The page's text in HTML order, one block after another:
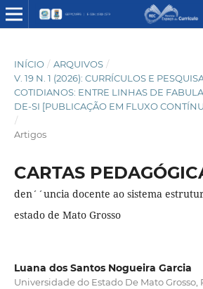
INÍCIO / ARQUIVOS /
V. 19 N. 1 (2026): CURRÍCULOS E
COTIDIANOS: ENTRE LINHAS DE
DE-SI [PUBLICAÇÃO EM FLUXO
/
Artigos
CARTAS
den´´uncia docente ao sistema
estado de Mato Grosso
Luana dos Santos Nogueira Garcia
Universidade do Estado De Mato Grosso,